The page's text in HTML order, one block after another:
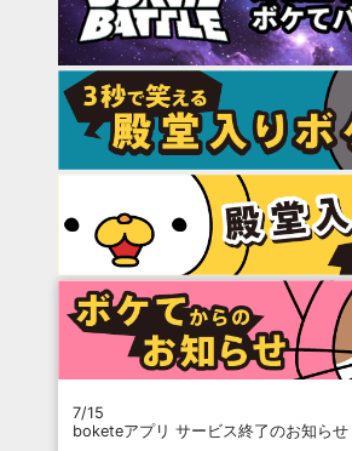
7/15
boketeアプリ サービス終了のお知らせ